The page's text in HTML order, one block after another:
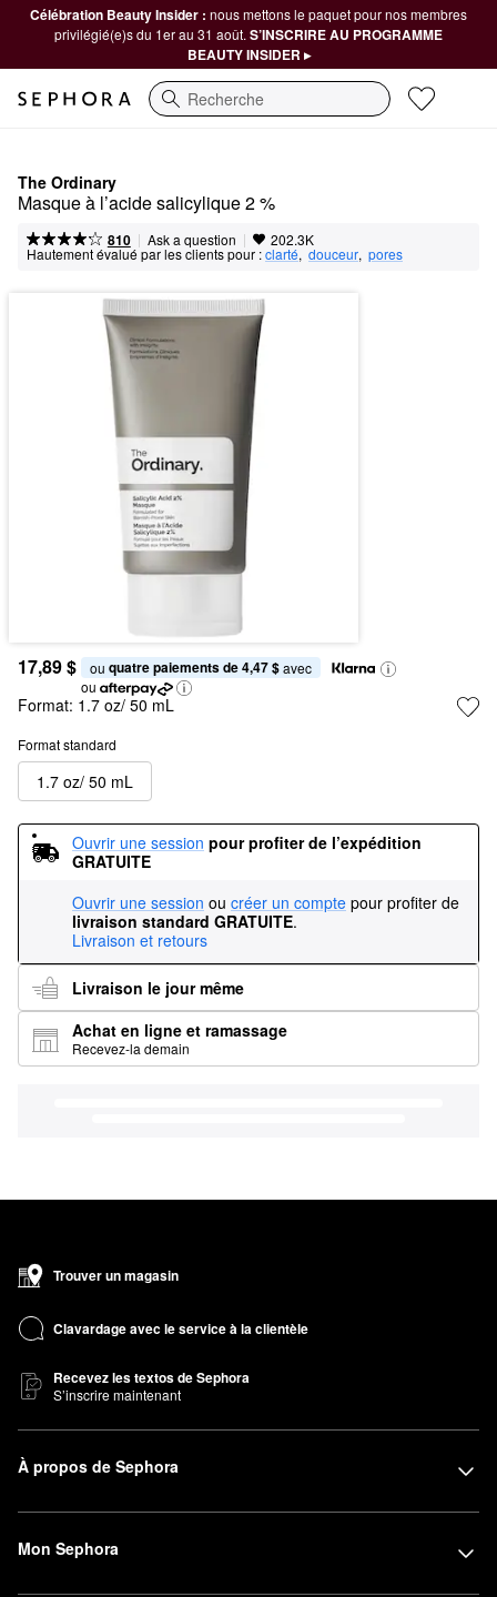
Célébration Beauty Insider : nous mettons le paquet pour nos membres
privilégié(e)s du 1er au 31 août. S’INSCRIRE AU PROGRAMME
BEAUTY INSIDER ▸
Recherche
The Ordinary
Masque à l’acide salicylique 2 %
810 | Ask a question | 202.3K
Hautement évalué par les clients pour :clarté, douceur, pores
17,89 $ ou quatre paiements de 4,47 $ avec
ou
Format: 1.7 oz/ 50 mL
Format standard
1.7 oz/ 50 mL
Ouvrir une session pour profiter de l’expédition
GRATUITE
Ouvrir une session ou créer un compte pour profiter de
livraison standard GRATUITE.
Livraison et retours
Livraison le jour même
Achat en ligne et ramassage
Recevez-la demain
Trouver un magasin
Clavardage avec le service à la clientèle
Recevez les textos de Sephora
S’inscrire maintenant
À propos de Sephora
Mon Sephora